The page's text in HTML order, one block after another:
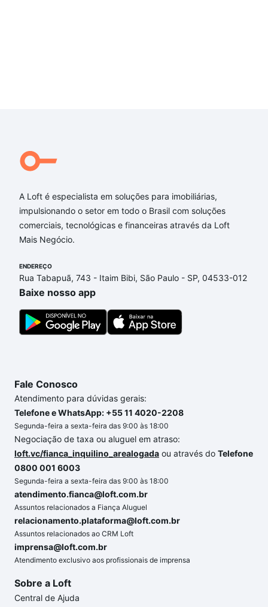
A Loft é especialista em soluções para imobiliárias,
impulsionando o setor em todo o Brasil com soluções
comerciais, tecnológicas e financeiras através da Loft
Mais Negócio.
ENDEREÇO
Rua Tabapuã, 743 - Itaim Bibi, São Paulo - SP, 04533-012
Baixe nosso app
Fale Conosco
Atendimento para dúvidas gerais:
Telefone e WhatsApp: +55 11 4020-2208
Segunda-feira a sexta-feira das 9:00 às 18:00
Negociação de taxa ou aluguel em atraso:
loft.vc/fianca_inquilino_arealogada ou através do Telefone
0800 001 6003
Segunda-feira a sexta-feira das 9:00 às 18:00
atendimento.fianca@loft.com.br
Assuntos relacionados a Fiança Aluguel
relacionamento.plataforma@loft.com.br
Assuntos relacionados ao CRM Loft
imprensa@loft.com.br
Atendimento exclusivo aos profissionais de imprensa
Sobre a Loft
Central de Ajuda